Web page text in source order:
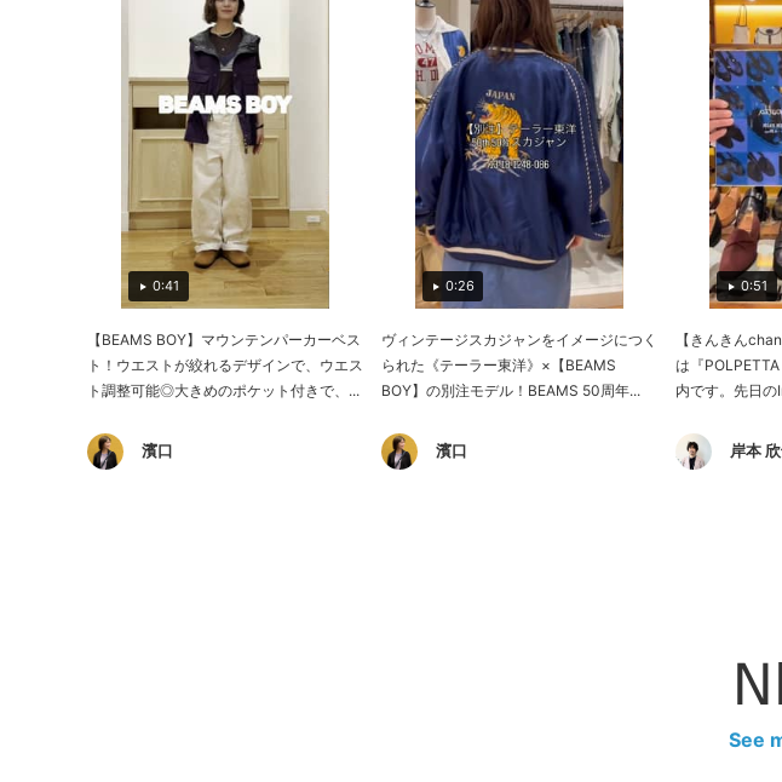
0:41
【BEAMS BOY】マウンテンパーカーベス
ト！ウエストが絞れるデザインで、ウエス
ト調整可能◎大きめのポケット付きで、...
濱口
0:26
ヴィンテージスカジャンをイメージにつく
られた《テーラー東洋》×【BEAMS
BOY】の別注モデル！BEAMS 50周年...
濱口
0:51
【きんきん
は『
内です。先日
岸本
See